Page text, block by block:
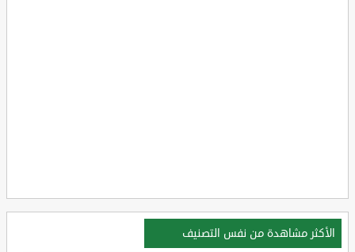
الأكثر مشاهدة من نفس التصنيف